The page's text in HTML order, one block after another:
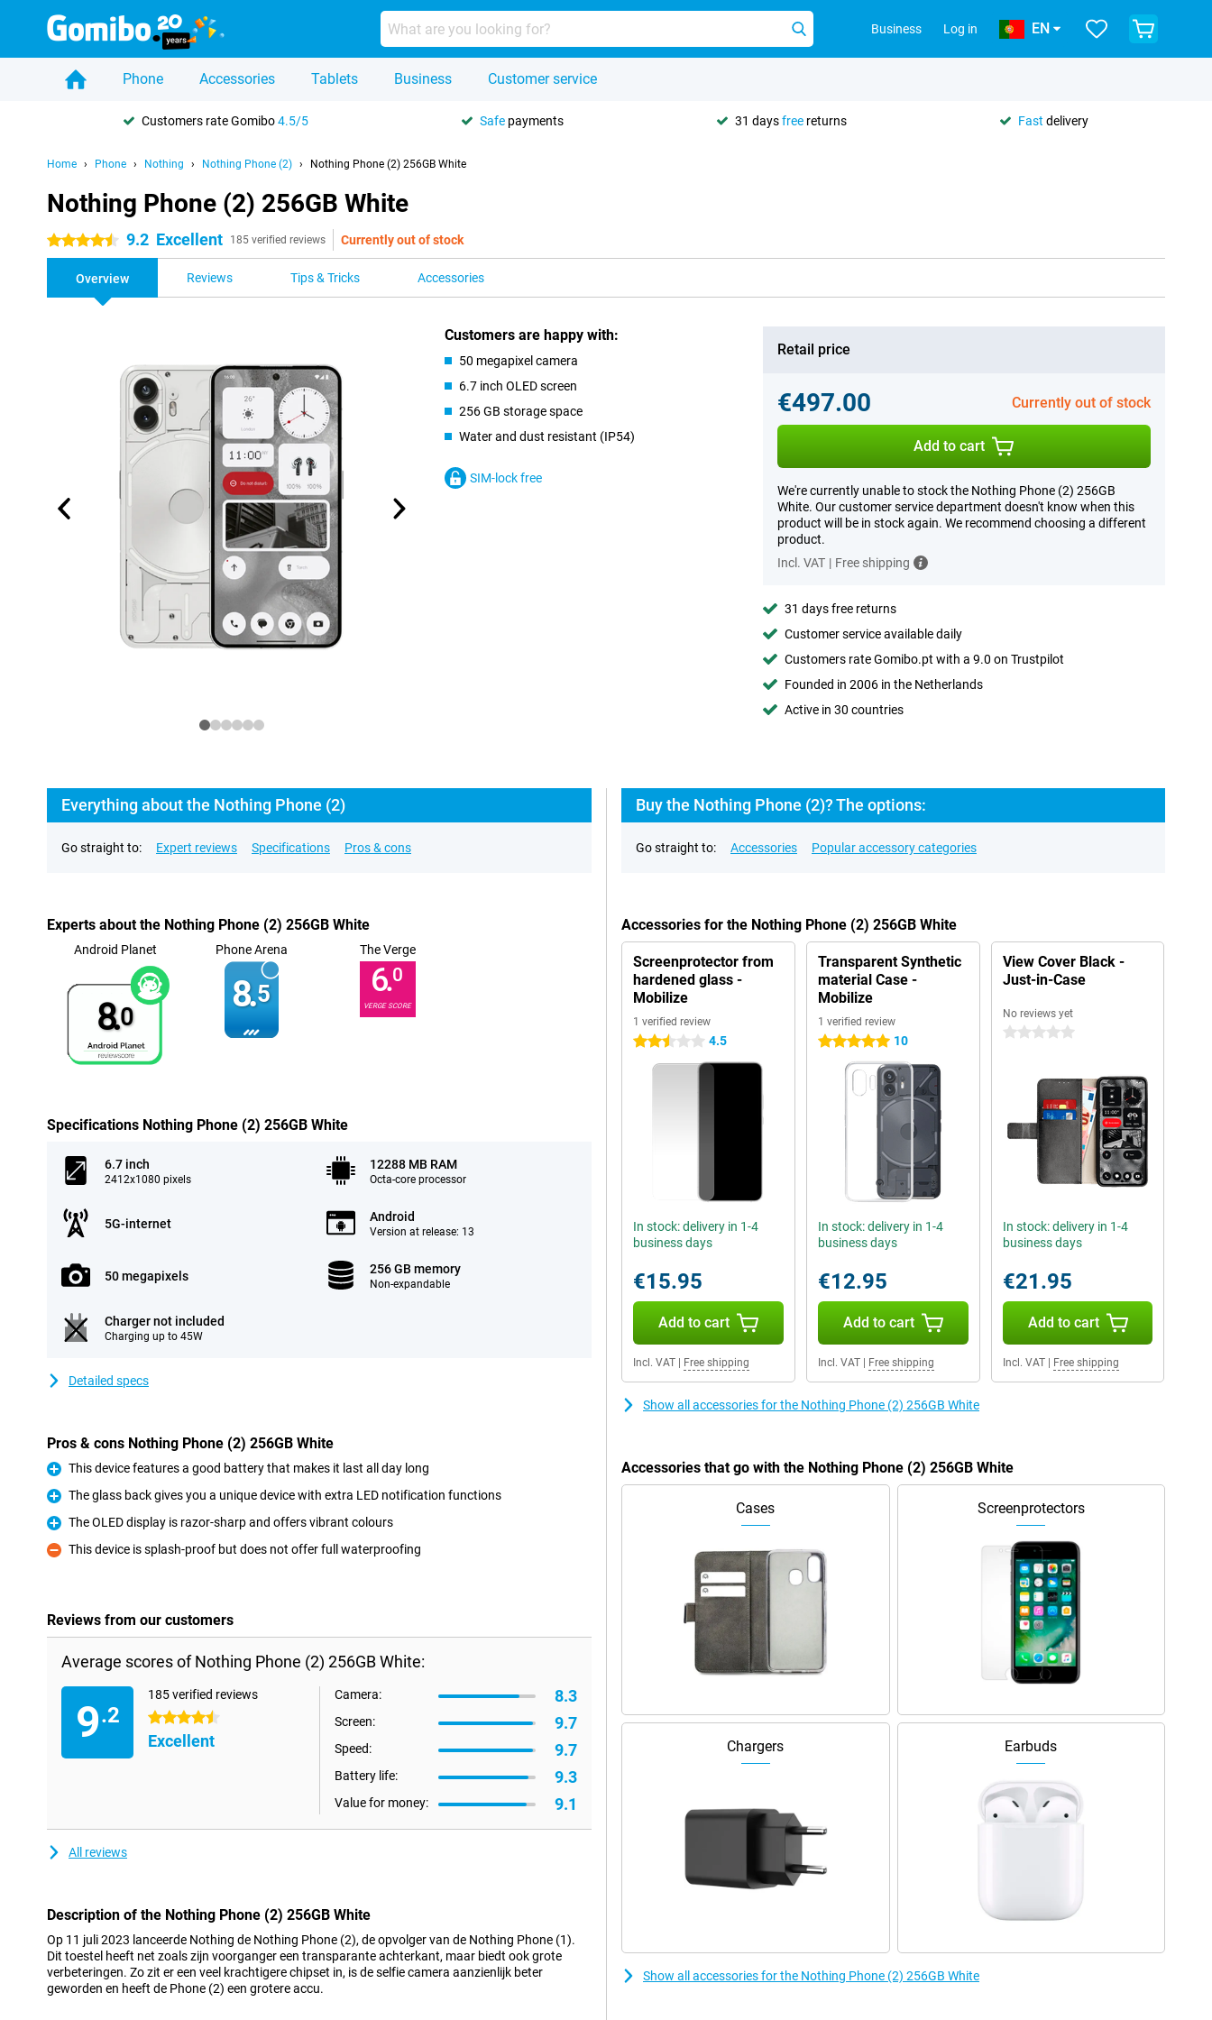
Business Log in EN
Phone Accessories Tablets Business Customer service
Customers rate Gomibo4.5/5 Safe payments 31 daysfree returns Fast delivery
Home Phone Nothing Nothing Phone (2) Nothing Phone (2) 256GB White
Nothing Phone (2) 256GB White
4.5 stars 9.2 Excellent 185 verified reviews Currently out of stock
Overview Reviews Tips & Tricks Accessories
Customers are happy with:
50 megapixel camera
6.7 inch OLED screen
256 GB storage space
Water and dust resistant (IP54)
SIM-lock free
Retail price
€497.00 Currently out of stock
Add to cart
We're currently unable to stock the Nothing Phone (2) 256GB
White. Our customer service department doesn't know when this
product will be in stock again. We recommend choosing a different
product.
Incl. VAT | Free shipping
31 days free returns
Customer service available daily
Customers rate Gomibo.pt with a 9.0 on Trustpilot
Founded in 2006 in the Netherlands
Active in 30 countries
Everything about the Nothing Phone (2)
Go straight to: Expert reviews Specifications Pros & cons
Experts about the Nothing Phone (2) 256GB White
Android Planet
8.0
Phone Arena
8.5
The Verge
6.0
VERGE SCORE
Specifications Nothing Phone (2) 256GB White
6.7 inch
2412x1080 pixels
12288 MB RAM
Octa-core processor
5G-internet Android
Version at release: 13
50 megapixels 256 GB memory
Non-expandable
Charger not included
Charging up to 45W
Detailed specs
Pros & cons Nothing Phone (2) 256GB White
Pro
This device features a good battery that makes it last all day long
Pro
The glass back gives you a unique device with extra LED notification functions
Pro
The OLED display is razor-sharp and offers vibrant colours
Con
This device is splash-proof but does not offer full waterproofing
Reviews from our customers
Average scores of Nothing Phone (2) 256GB White:
9.2
185 verified reviews
4.5 stars
Excellent
Camera: 8.3
Screen: 9.7
Speed: 9.7
Battery life: 9.3
Value for money: 9.1
All reviews
Description of the Nothing Phone (2) 256GB White
Op 11 juli 2023 lanceerde Nothing de Nothing Phone (2), de opvolger van de Nothing Phone (1).
Dit toestel heeft net zoals zijn voorganger een transparante achterkant, maar biedt ook grote
verbeteringen. Zo zit er een veel krachtigere chipset in, is de selfie camera aanzienlijk beter
geworden en heeft de Phone (2) een grotere accu.
Buy the Nothing Phone (2)? The options:
Go straight to: Accessories Popular accessory categories
Accessories for the Nothing Phone (2) 256GB White
Screenprotector from
hardened glass -
Mobilize
1 verified review
2.5 stars 4.5
In stock: delivery in 1-4
business days
€15.95
Add to cart
Incl. VAT Free shipping
Transparent Synthetic
material Case -
Mobilize
1 verified review
5 stars 10
In stock: delivery in 1-4
business days
€12.95
Add to cart
Incl. VAT| Free shipping
View Cover Black -
Just-in-Case
No reviews yet
0 stars
In stock: delivery in 1-4
business days
€21.95
Add to cart
Incl. VAT| Free shipping
Show all accessories for the Nothing Phone (2) 256GB White
Accessories that go with the Nothing Phone (2) 256GB White
Cases Screenprotectors
Chargers Earbuds
Show all accessories for the Nothing Phone (2) 256GB White